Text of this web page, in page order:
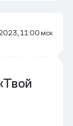
11:00 мск